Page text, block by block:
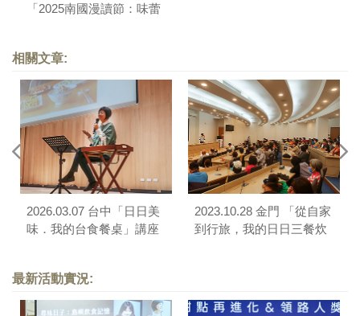
「2025南國漫讀節：味蕾
相關文章:
2026.03.07 台中「日日美
味．我的台食餐桌」講座
2023.10.28 金門 「從自家
到行旅，我的日日三餐炊
最新活動實況: